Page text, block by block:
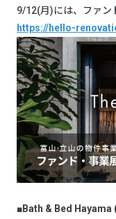
9/12(月)には、ファン
https://hello-
■Bath & Bed Hayama